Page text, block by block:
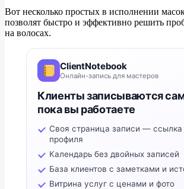
Вот несколько простых в исполнении
позволят быстро и эффективно решить
на волосах.
ClientNotebook
Онлайн-запись для мастеров
Клиенты записываются
пока вы работаете
Своя страница записи — ссылка
профиля
Календарь без двойных записей
База клиентов с заметками и
Витрина услуг с ценами и фото